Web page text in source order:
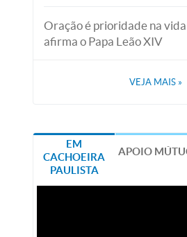
Oração é prioridade na
afirma o Papa Leão XIV
VEJA MAIS »
EM
CACHOEIRA
PAULISTA
APOIO